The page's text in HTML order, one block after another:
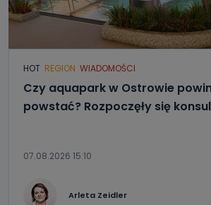
HOT REGION WIADOMOŚCI
Czy aquapark w Ostrowie
powstać? Rozpoczęły się
07.08.2026 15:10
Arleta Zeidler